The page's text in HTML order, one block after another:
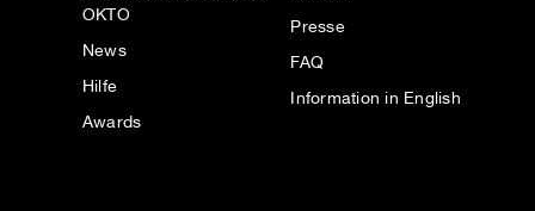
OKTO
News
Hilfe
Awards
Presse
FAQ
Information in English